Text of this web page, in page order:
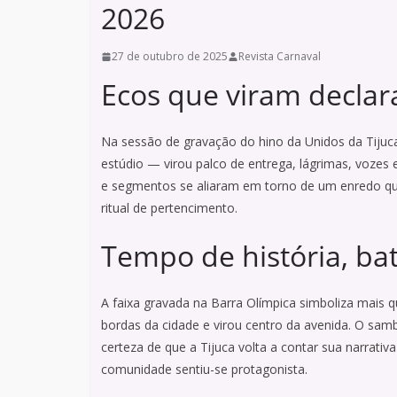
2026
27 de outubro de 2025 Revista Carnaval
Ecos que viram
Na sessão de gravação do hino da Unidos da
estúdio — virou palco de entrega, lágrimas, vozes
e segmentos se aliaram em torno de um enredo
ritual de pertencimento.
Tempo de história,
A faixa gravada na Barra Olímpica simboliza mais
bordas da cidade e virou centro da avenida. O
certeza de que a Tijuca volta a contar sua
comunidade sentiu-se protagonista.